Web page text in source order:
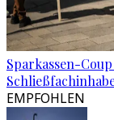
Sparkassen-
EMPFOHLEN